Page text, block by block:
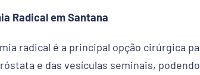
Radical em Santana
radical é a principal opção cirúrgica
e das vesículas seminais,